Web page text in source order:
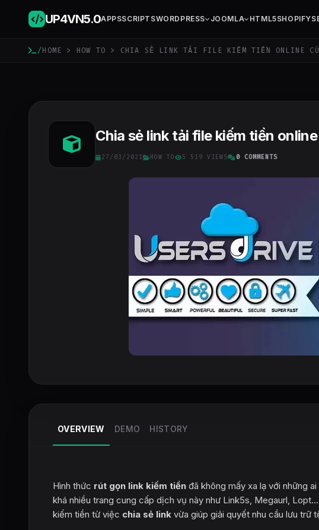
UP4VN5.0APPSSCRIPTSWORDPRESS JOOMLA HTML5SHOPIFY
/HOME > HOW TO > CHIA SẺ LINK TẢI FILE KIẾM TIỀN ONLINE
Chia sẻ link tải file kiếm tiền
27/03/2021 HOW TO 5 519 VIEWS 0 COMMENTS
OVERVIEW DEMO HISTORY
Hình thức rút gọn link kiếm tiền đã không mấy xa lạ với những
khá nhiều trang cung cấp dịch vụ này như Link5s, Megaurl,
kiếm tiền từ việc chia sẻ link vừa giúp giải quyết nhu cầu lưu trữ